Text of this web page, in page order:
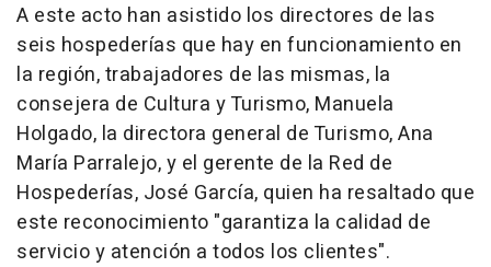
A este acto han asistido los directores de las
seis hospederías que hay en funcionamiento en
la región, trabajadores de las mismas, la
consejera de Cultura y Turismo, Manuela
Holgado, la directora general de Turismo, Ana
María Parralejo, y el gerente de la Red de
Hospederías, José García, quien ha resaltado que
este reconocimiento "garantiza la calidad de
servicio y atención a todos los clientes".